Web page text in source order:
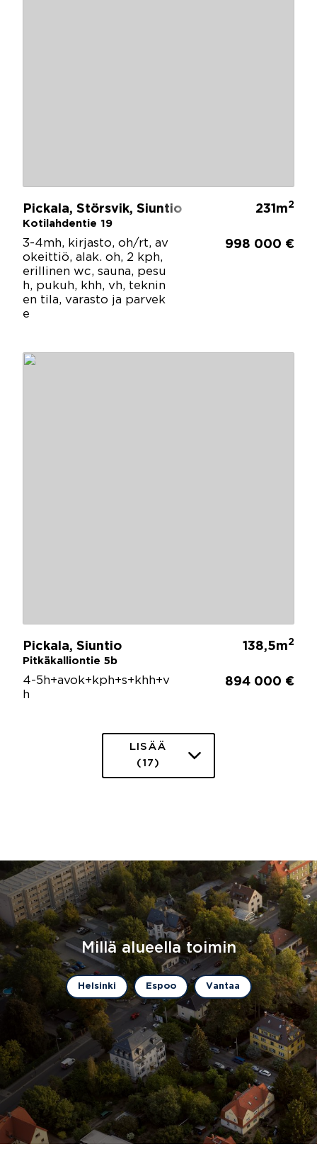
Pickala, Störsvik, Siuntio
Kotilahdentie 19
231m2
3-4mh, kirjasto, oh/rt, av
okeittiö, alak. oh, 2 kph,
erillinen wc, sauna, pesu
h, pukuh, khh, vh, teknin
en tila, varasto ja parvek
e
998 000 €
Pickala, Siuntio
Pitkäkalliontie 5b
138,5m2
4-5h+avok+kph+s+khh+v
h
894 000 €
LISÄÄ
(17)
Millä alueella toimin
Helsinki Espoo Vantaa